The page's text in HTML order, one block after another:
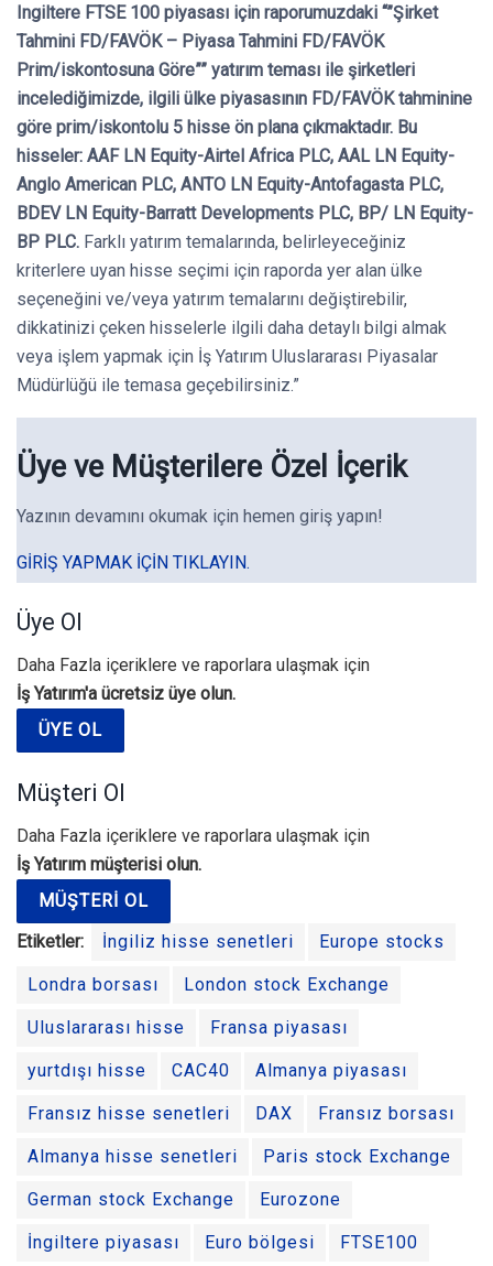
Ingiltere FTSE 100 piyasası için raporumuzdaki “”Şirket
Tahmini FD/FAVÖK – Piyasa Tahmini FD/FAVÖK
Prim/iskontosuna Göre”” yatırım teması ile şirketleri
incelediğimizde, ilgili ülke piyasasının FD/FAVÖK tahminine
göre prim/iskontolu 5 hisse ön plana çıkmaktadır. Bu
hisseler: AAF LN Equity-Airtel Africa PLC, AAL LN Equity-
Anglo American PLC, ANTO LN Equity-Antofagasta PLC,
BDEV LN Equity-Barratt Developments PLC, BP/ LN Equity-
BP PLC. Farklı yatırım temalarında, belirleyeceğiniz
kriterlere uyan hisse seçimi için raporda yer alan ülke
seçeneğini ve/veya yatırım temalarını değiştirebilir,
dikkatinizi çeken hisselerle ilgili daha detaylı bilgi almak
veya işlem yapmak için İş Yatırım Uluslararası Piyasalar
Müdürlüğü ile temasa geçebilirsiniz.”
Üye ve Müşterilere Özel İçerik
Yazının devamını okumak için hemen giriş yapın!
GIRIŞ YAPMAK IÇIN TIKLAYIN.
Üye Ol
Daha Fazla içeriklere ve raporlara ulaşmak için
İş Yatırım'a ücretsiz üye olun.
ÜYE OL
Müşteri Ol
Daha Fazla içeriklere ve raporlara ulaşmak için
İş Yatırım müşterisi olun.
MÜŞTERI OL
Etiketler:
İngiliz hisse senetleri Europe stocks
Londra borsası London stock Exchange
Uluslararası hisse Fransa piyasası
yurtdışı hisse CAC40 Almanya piyasası
Fransız hisse senetleri DAX Fransız borsası
Almanya hisse senetleri Paris stock Exchange
German stock Exchange Eurozone
İngiltere piyasası Euro bölgesi FTSE100